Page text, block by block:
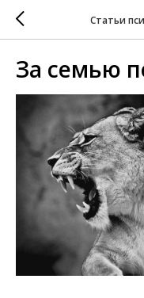
Статьи
За семью